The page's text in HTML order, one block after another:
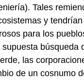
Tales
y tendrían
para los
búsqueda
las
de un cosnumo